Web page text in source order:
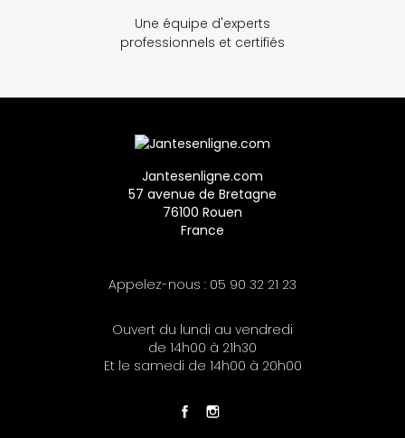
Une équipe d'experts
professionnels et certifiés
Jantesenligne.com
57 avenue de Bretagne
76100 Rouen
France
Appelez-nous : 05 90 32 21 23
Ouvert du lundi au vendredi
de 14h00 à 21h30
Et le samedi de 14h00 à 20h00